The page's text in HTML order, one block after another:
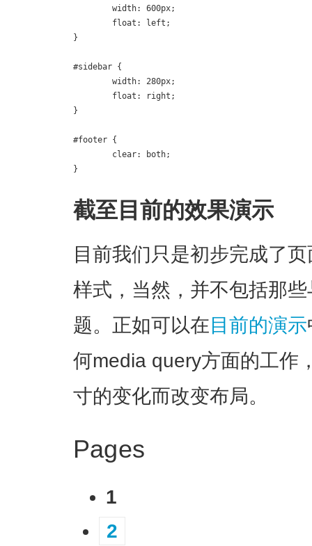
}
#sidebar {
}
#footer {
}
截至目前的效果演示
目前我们只是初步完成了
样式，当然，并不包括那
题。正如可以在目前的演示
何media query方面的工作
寸的变化而改变布局。
Pages
1
2